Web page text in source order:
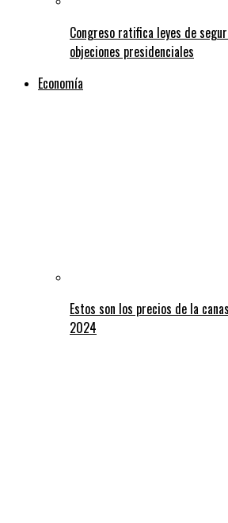
Congreso ratifica leyes de
objeciones presidenciales
Economía
Estos son los precios de la
2024